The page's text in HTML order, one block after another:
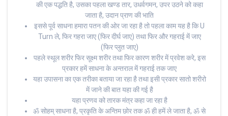
की एक पद्धति है, उसका पहला खण्ड तार, उधर्वगमन, उपर उठने को कहा
जाता है, उदान प्राण की भाति
इससे पूर्व साधना हमारा पतन की ओर जा रहा है तो पहला काम यह है कि U
Turn ले, फिर गहरा जाए (फिर दीर्घ जाए) तथा फिर और गहराई में जाए
(फिर प्लुत जाए)
पहले स्थूल शरीर फिर सूक्ष्म शरीर तथा फिर कारण शरीर में प्रवेश करे, इस
प्रकार हमें साधना के अन्तराल में गहराई तक जाए
यहा उपासना का एक तरीका बताया जा रहा है तथा इसी प्रकार सातो शरीरो
में जाने की बात यहा की गई है
यहा प्रणव को तारक मंत्र कहा जा रहा है
ॐ सोहम् साधना है, प्रकृति के अन्तिम छोर तक ॐ ही हमें ले जाता है, ॐ से